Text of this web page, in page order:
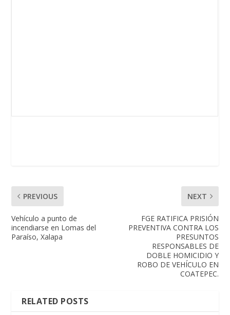
PREVIOUS
Vehículo a punto de
incendiarse en Lomas del
Paraíso, Xalapa
NEXT
FGE RATIFICA PRISIÓN
PREVENTIVA CONTRA LOS
PRESUNTOS
RESPONSABLES DE
DOBLE HOMICIDIO Y
ROBO DE VEHÍCULO EN
COATEPEC.
RELATED POSTS